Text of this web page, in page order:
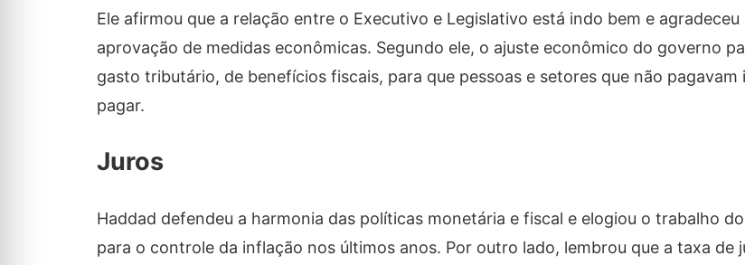
Ele afirmou que a relação entre o Executivo e Legislativo está indo bem e
aprovação de medidas econômicas. Segundo ele, o ajuste econômico do governo
gasto tributário, de benefícios fiscais, para que pessoas e setores que não pagavam
pagar.
Juros
Haddad defendeu a harmonia das políticas monetária e fiscal e elogiou o trabalho
para o controle da inflação nos últimos anos. Por outro lado, lembrou que a taxa de